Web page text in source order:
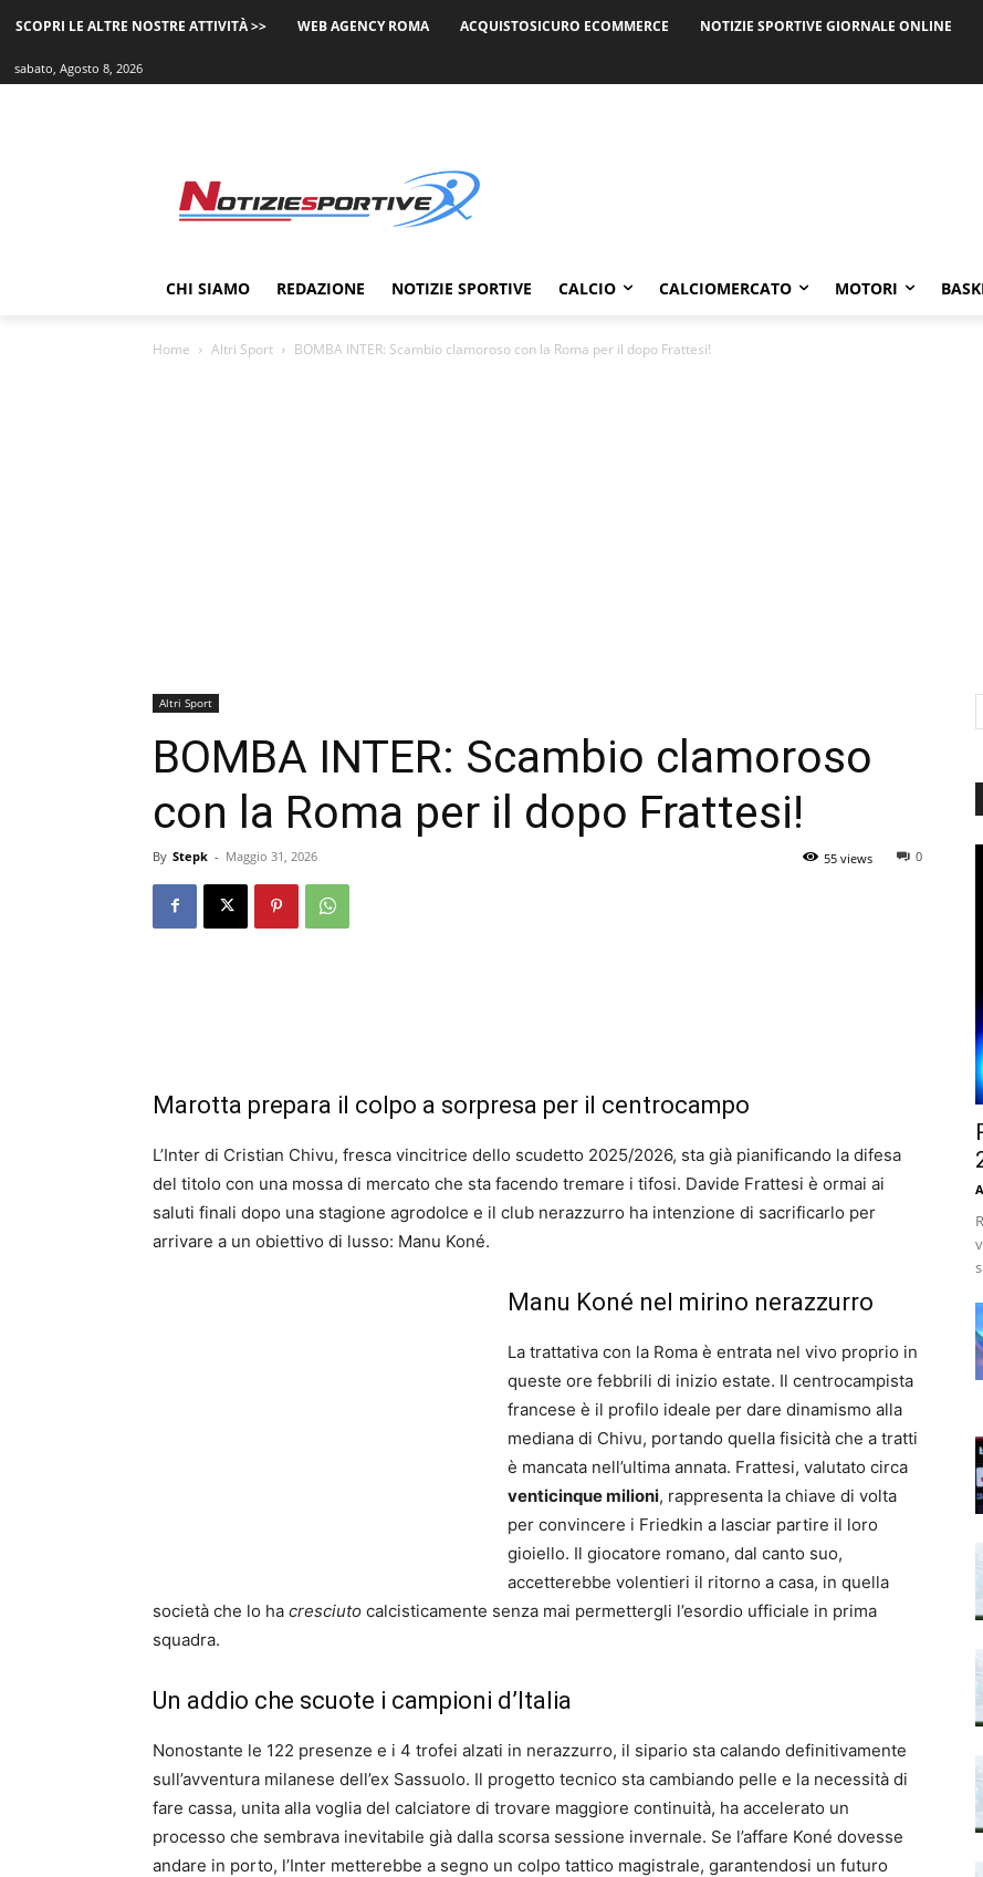
SCOPRI LE ALTRE NOSTRE ATTIVITÀ >> WEB AGENCY ROMA ACQUISTOSICURO ECOMMERCE NOTIZIE SPORTIVE GIORNALE ONLINE
sabato, Agosto 8, 2026
CHI SIAMO REDAZIONE NOTIZIE SPORTIVE CALCIO CALCIOMERCATO MOTORI
Home Altri Sport BOMBA INTER: Scambio clamoroso con la Roma per il dopo Frattesi!
Altri Sport
BOMBA INTER: Scambio clamoroso
con la Roma per il dopo Frattesi!
By Stepk - Maggio 31, 2026 0
55 views
Marotta prepara il colpo a sorpresa per il centrocampo
L’Inter di Cristian Chivu, fresca vincitrice dello scudetto 2025/2026, sta già pianificando la difesa
del titolo con una mossa di mercato che sta facendo tremare i tifosi. Davide Frattesi è ormai ai
saluti finali dopo una stagione agrodolce e il club nerazzurro ha intenzione di sacrificarlo per
arrivare a un obiettivo di lusso: Manu Koné.
Manu Koné nel mirino nerazzurro
La trattativa con la Roma è entrata nel vivo proprio in
queste ore febbrili di inizio estate. Il centrocampista
francese è il profilo ideale per dare dinamismo alla
mediana di Chivu, portando quella fisicità che a tratti
è mancata nell’ultima annata. Frattesi, valutato circa
venticinque milioni, rappresenta la chiave di volta
per convincere i Friedkin a lasciar partire il loro
gioiello. Il giocatore romano, dal canto suo,
accetterebbe volentieri il ritorno a casa, in quella
società che lo ha cresciuto calcisticamente senza mai permettergli l’esordio ufficiale in prima
squadra.
Un addio che scuote i campioni d’Italia
Nonostante le 122 presenze e i 4 trofei alzati in nerazzurro, il sipario sta calando definitivamente
sull’avventura milanese dell’ex Sassuolo. Il progetto tecnico sta cambiando pelle e la necessità di
fare cassa, unita alla voglia del calciatore di trovare maggiore continuità, ha accelerato un
processo che sembrava inevitabile già dalla scorsa sessione invernale. Se l’affare Koné dovesse
andare in porto, l’Inter metterebbe a segno un colpo tattico magistrale, garantendosi un futuro